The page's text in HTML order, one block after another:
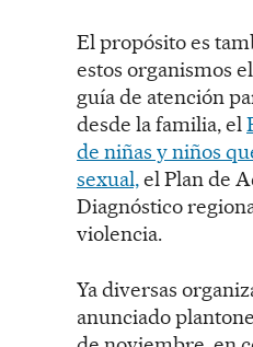
El propósito es
estos organismos
guía de atención
desde la familia, el
de niñas y niños
sexual,el Plan de
Diagnóstico
violencia.
Ya diversas
anunciado